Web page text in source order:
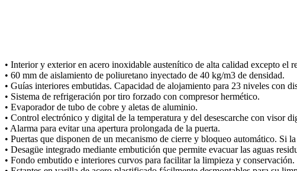
• Interior y exterior en acero inoxidable austenítico de alta calidad excepto el
• 60 mm de aislamiento de poliuretano inyectado de 40 kg/m3 de densidad.
• Guías interiores embutidas. Capacidad de alojamiento para 23 niveles con
• Sistema de refrigeración por tiro forzado con compresor hermético.
• Evaporador de tubo de cobre y aletas de aluminio.
• Control electrónico y digital de la temperatura y del desescarche con visor
• Alarma para evitar una apertura prolongada de la puerta.
• Puertas que disponen de un mecanismo de cierre y bloqueo automático. Si
• Desagüe integrado mediante embutición que permite evacuar las aguas
• Fondo embutido e interiores curvos para facilitar la limpieza y conservación.